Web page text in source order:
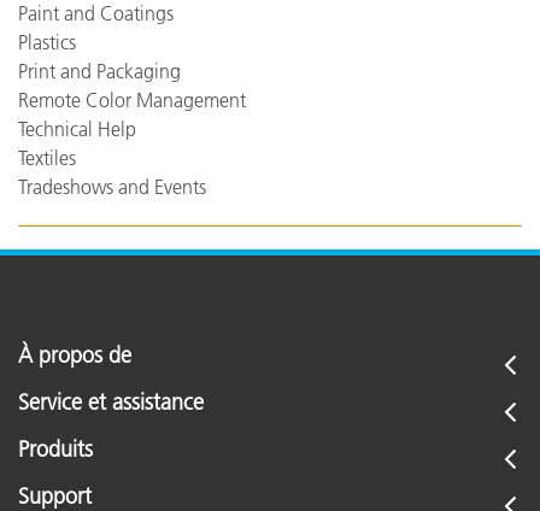
Paint and Coatings
Plastics
Print and Packaging
Remote Color Management
Technical Help
Textiles
Tradeshows and Events
À propos de
Service et assistance
Produits
Support